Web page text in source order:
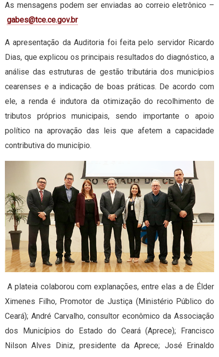
As mensagens podem ser enviadas ao correio eletrônico –
gabes@tce.ce.gov.br
A apresentação da Auditoria foi feita pelo servidor Ricardo
Dias, que explicou os principais resultados do diagnóstico, a
análise das estruturas de gestão tributária dos municípios
cearenses e a indicação de boas práticas. De acordo com
ele, a renda é indutora da otimização do recolhimento de
tributos próprios municipais, sendo importante o apoio
político na aprovação das leis que afetem a capacidade
contributiva do município.
A plateia colaborou com explanações, entre elas a de Élder
Ximenes Filho, Promotor de Justiça (Ministério Público do
Ceará); André Carvalho, consultor econômico da Associação
dos Municípios do Estado do Ceará (Aprece); Francisco
Nilson Alves Diniz, presidente da Aprece; José Erinaldo